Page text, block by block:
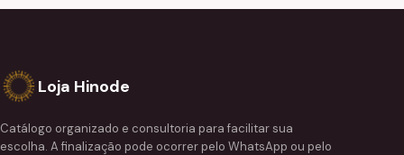
Loja Hinode
Catálogo organizado e consultoria para facilitar sua
escolha. A finalização pode ocorrer pelo WhatsApp ou pelo